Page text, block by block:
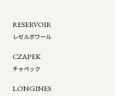
RESERVOIR
レゼルボワール
CZAPEK
チャペック
LONGINES